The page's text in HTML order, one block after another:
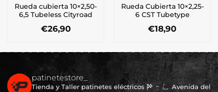
Rueda cubierta 10×2,50-
6,5 Tubeless Cityroad
€26,90
Rueda Cubierta 10×2,25-
6 CST Tubetype
€18,90
patinetestore_
Tienda y Taller patinetes eléctricos
Avenida del